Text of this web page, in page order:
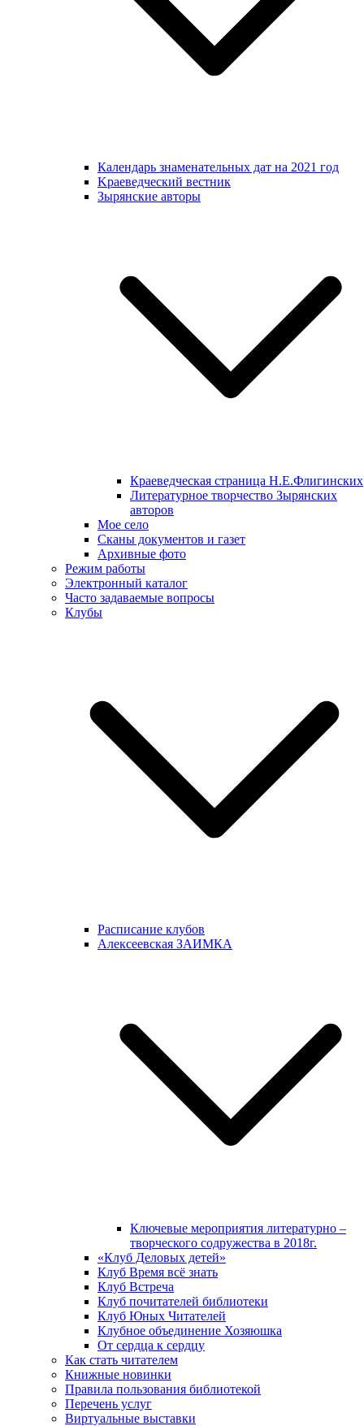
Календарь знаменательных дат на 2021 год
Kраеведческий вестник
Зырянские авторы
Краеведческая страница Н.Е.Флигинских
Литературное творчество Зырянских
авторов
Мое село
Сканы документов и газет
Архивные фото
Режим работы
Электронный каталог
Часто задаваемые вопросы
Клубы
Расписание клубов
Алексеевская ЗАИМКА
Ключевые мероприятия литературно –
творческого содружества в 2018г.
«Клуб Деловых детей»
Клуб Время всё знать
Клуб Встреча
Клуб почитателей библиотеки
Клуб Юных Читателей
Клубное объединение Хозяюшка
От сердца к сердцу
Как стать читателем
Книжные новинки
Правила пользования библиотекой
Перечень услуг
Виртуальные выставки